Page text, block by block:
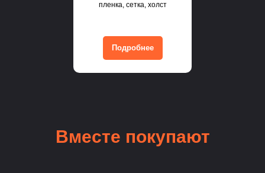
пленка, сетка, холст
Подробнее
Вместе покупают